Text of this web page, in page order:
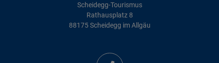
Scheidegg-Tourismus
Rathausplatz 8
88175 Scheidegg im Allgäu